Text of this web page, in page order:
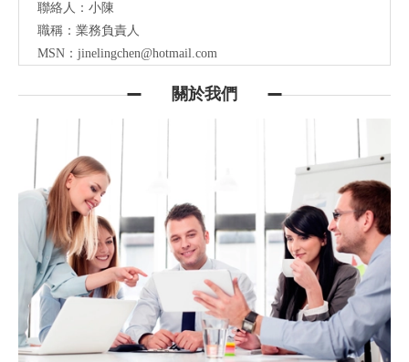
聯絡人：小陳
職稱：業務負責人
MSN： jinelingchen@hotmail.com
關於我們